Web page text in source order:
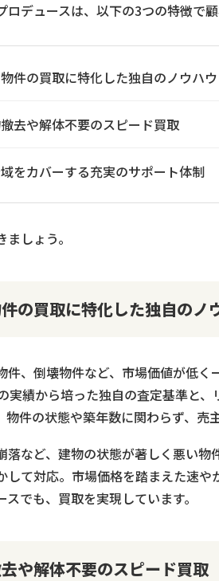
ロデュースは、以下の3つの特徴で
件の買取に特化した独自のノウハウ
去や解体不要のスピード買取
をカバーする充実のサポート体制
しょう。
の買取に特化した独自のノ
件、倒壊物件など、市場価値が低
実績から培った独自の査定基準と
物件の状態や築年数に関わらず、売
落など、建物の状態が著しく悪い
して対応。市場価格を踏まえた速
でも、買取を実現しています。
や解体不要のスピード買取